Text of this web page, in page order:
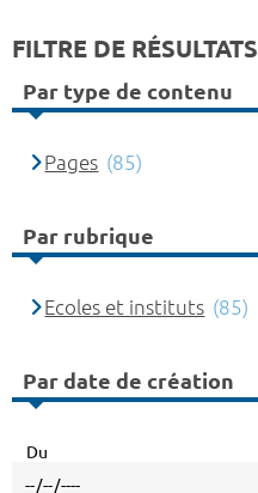
FILTRE DE RÉSULTATS
Par type de contenu
Pages (85)
Par rubrique
Ecoles et instituts (85)
Par date de création
Du